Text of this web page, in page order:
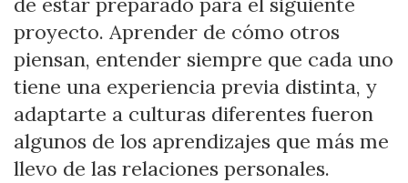
proyecto. Aprender de cómo otros
piensan, entender siempre que cada uno
tiene una experiencia previa distinta, y
adaptarte a culturas diferentes fueron
algunos de los aprendizajes que más me
llevo de las relaciones personales.